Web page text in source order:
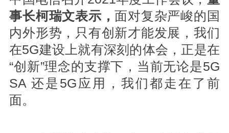
事长柯瑞文表示，面对复杂严峻的国
内外形势，只有创新才能发展，我们
在5G建设上就有深刻的体会，正是在
“创新”理念的支撑下，当前无论是5G
SA 还是5G应用，我们都走在了前
面。